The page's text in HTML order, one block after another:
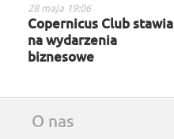
28 maja 19:06
Copernicus Club stawia
na wydarzenia
biznesowe
O nas